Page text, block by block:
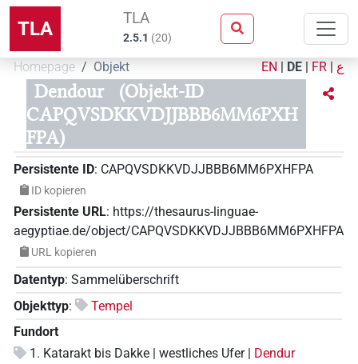
TLA TLA
2.5.1 (20)
Homepage Objekt EN | DE | FR | ع
Dendour
(Objekt-ID
CAPQVSDKKVDJJBBB6MM6PXH
FPA)
Persistente ID: CAPQVSDKKVDJJBBB6MM6PXHFPA
ID kopieren
Persistente URL: https://thesaurus-linguae-
aegyptiae.de/object/CAPQVSDKKVDJJBBB6MM6PXHFPA
URL kopieren
Datentyp: Sammelüberschrift
Objekttyp:
Tempel
Fundort
1. Katarakt bis Dakke | westliches Ufer | Dendur